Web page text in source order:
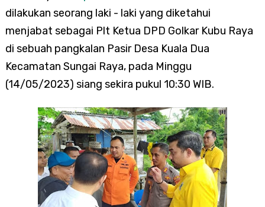
dilakukan seorang laki - laki yang diketahui
menjabat sebagai Plt Ketua DPD Golkar Kubu Raya
di sebuah pangkalan Pasir Desa Kuala Dua
Kecamatan Sungai Raya, pada Minggu
(14/05/2023) siang sekira pukul 10:30 WIB.